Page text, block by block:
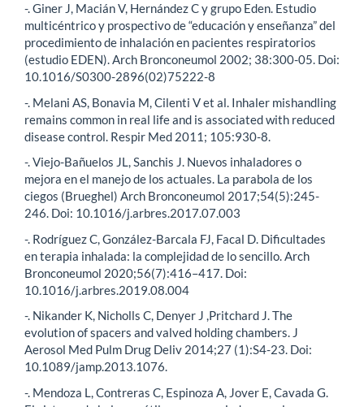
-. Giner J, Macián V, Hernández C y grupo Eden. Estudio
multicéntrico y prospectivo de “educación y enseñanza” del
procedimiento de inhalación en pacientes respiratorios
(estudio EDEN). Arch Bronconeumol 2002; 38:300-05. Doi:
10.1016/S0300-2896(02)75222-8
-. Melani AS, Bonavia M, Cilenti V et al. Inhaler mishandling
remains common in real life and is associated with reduced
disease control. Respir Med 2011; 105:930-8.
-. Viejo-Bañuelos JL, Sanchis J. Nuevos inhaladores o
mejora en el manejo de los actuales. La parabola de los
ciegos (Brueghel) Arch Bronconeumol 2017;54(5):245-
246. Doi: 10.1016/j.arbres.2017.07.003
-. Rodríguez C, González-Barcala FJ, Facal D. Dificultades
en terapia inhalada: la complejidad de lo sencillo. Arch
Bronconeumol 2020;56(7):416–417. Doi:
10.1016/j.arbres.2019.08.004
-. Nikander K, Nicholls C, Denyer J ,Pritchard J. The
evolution of spacers and valved holding chambers. J
Aerosol Med Pulm Drug Deliv 2014;27 (1):S4-23. Doi:
10.1089/jamp.2013.1076.
-. Mendoza L, Contreras C, Espinoza A, Jover E, Cavada G.